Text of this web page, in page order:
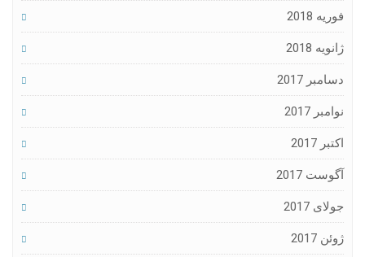
فوریه 2018
ژانویه 2018
دسامبر 2017
نوامبر 2017
اکتبر 2017
آگوست 2017
جولای 2017
ژوئن 2017